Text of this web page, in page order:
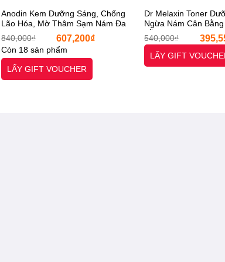
Anodin Kem Dưỡng Sáng, Chống
Lão Hóa, Mờ Thâm Sạm Nám Đa
Tầng 35ml GOLDNEXAMIC™ 10X
Cream [Otel-StarX- Chính Hãng]
840,000₫
Giá
gốc
là:
840,000₫.
607,200₫
Còn 18 sản phẩm
LẤY GIFT VOUCHER
Dr Melaxin Toner
Ngừa Nám Cân
Lỗ Chân Lông 150ml
Toner [Otel-StarX-
540,000₫
Giá
gốc
là:
LẤY GIFT